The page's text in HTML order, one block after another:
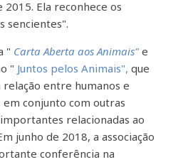
Ela reconhece os
sencientes".
" Carta Aberta aos Animais"e
" Juntos pelos Animais", que
entre humanos e
conjunto com outras
importantes relacionadas ao
junho de 2018, a associação
conferência na